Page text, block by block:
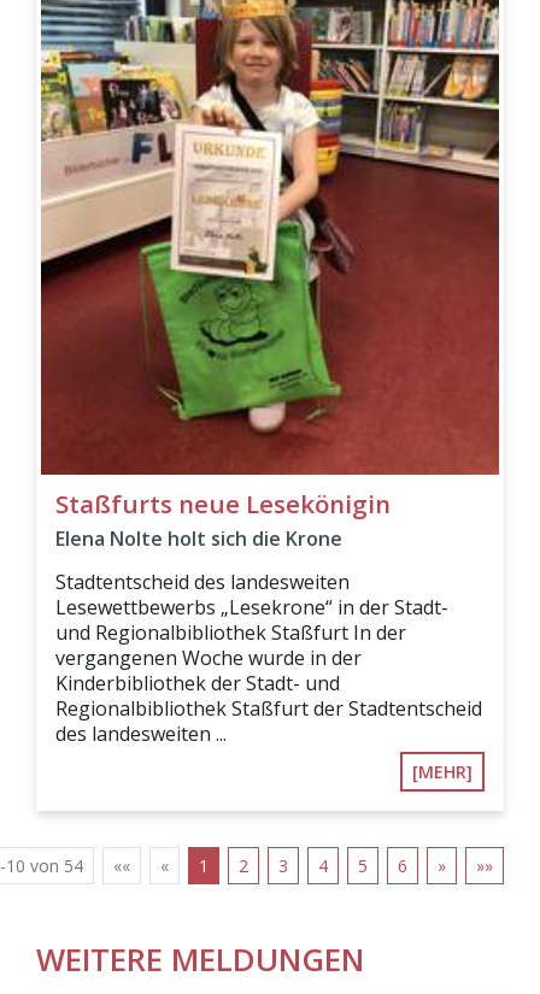
Staßfurts neue Lesekönigin
Elena Nolte holt sich die Krone
Stadtentscheid des landesweiten
Lesewettbewerbs „Lesekrone“ in der Stadt-
und Regionalbibliothek Staßfurt In der
vergangenen Woche wurde in der
Kinderbibliothek der Stadt- und
Regionalbibliothek Staßfurt der Stadtentscheid
des landesweiten ...
[MEHR]
10 von 54 «« « 1 2 3 4 5 6 » »»
WEITERE MELDUNGEN